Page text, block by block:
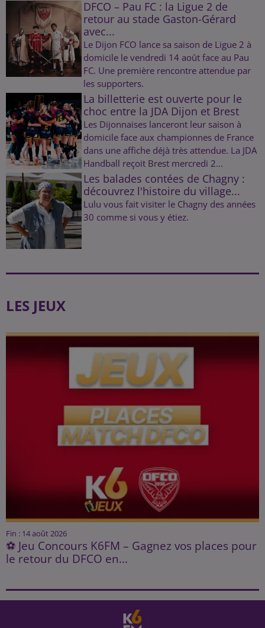
DFCO – Pau FC : la Ligue 2 de
retour au stade Gaston-Gérard
avec...
Le Dijon FCO lance sa saison de Ligue 2 à
domicile le vendredi 14 août face au Pau
FC. Une première rencontre attendue par
les supporters.
La billetterie est ouverte pour le
choc entre la JDA Dijon et Brest
Les Dijonnaises lanceront leur saison à
domicile face aux championnes de France
dans une affiche déjà très attendue. La JDA
Handball reçoit Brest mercredi 2...
Les balades contées de Chagny :
découvrez l'histoire du village...
Lulu vous fait visiter le Chagny des années
30 comme si vous y étiez.
LES JEUX
Fin : 14 août 2026
⚽ Jeu Concours K6FM – Gagnez vos places pour
le retour du DFCO en...